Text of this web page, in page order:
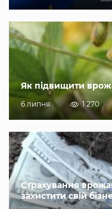
Як підвищити
6 липня 1 270
Страхування
захистити свій